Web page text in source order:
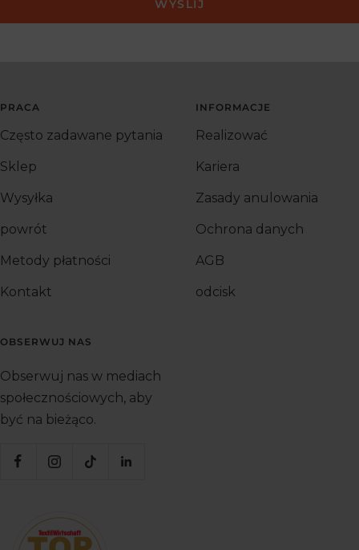
WYŚLIJ
PRACA
Często zadawane pytania
Sklep
Wysyłka
powrót
Metody płatności
Kontakt
INFORMACJE
Realizować
Kariera
Zasady anulowania
Ochrona danych
AGB
odcisk
OBSERWUJ NAS
Obserwuj nas w mediach
społecznościowych, aby
być na bieżąco.